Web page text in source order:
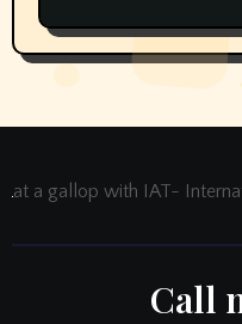
at a gallop with IAT-
Call